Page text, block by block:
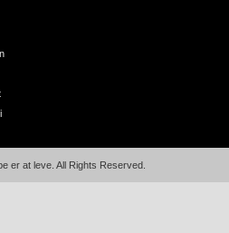
er at leve. All Rights Reserved.